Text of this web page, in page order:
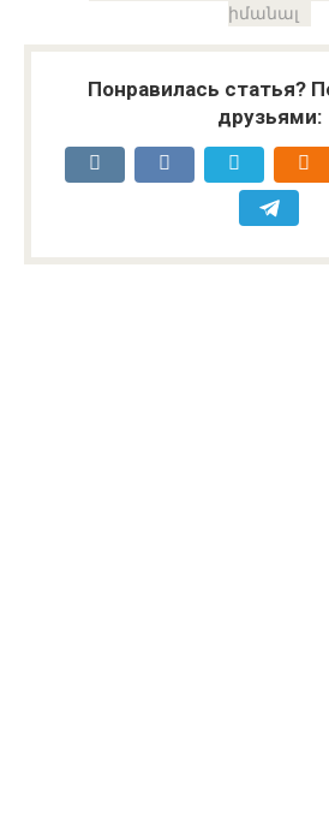
իմանալ
Понравилась статья?
друзьями: